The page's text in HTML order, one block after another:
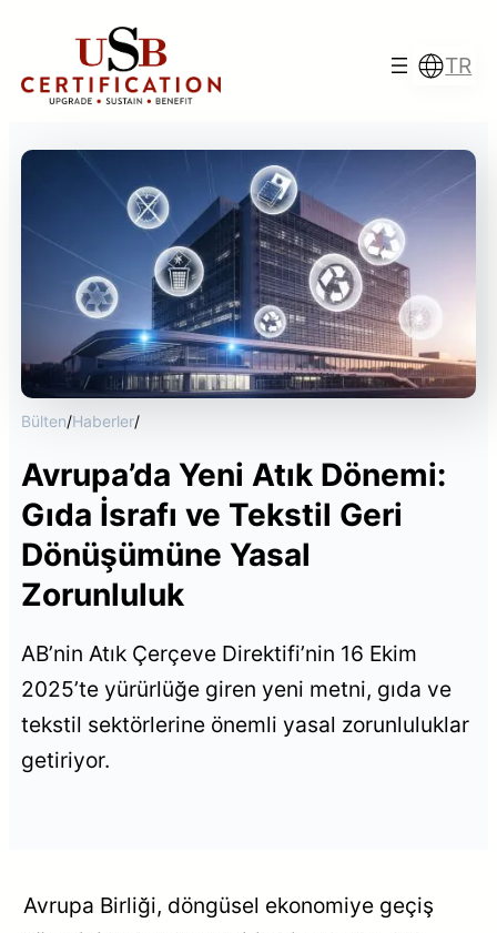
TR
Türkçe English
Français Italiano
Bülten/Haberler/
Avrupa’da Yeni Atık Dönemi:
Gıda İsrafı ve Tekstil Geri
Dönüşümüne Yasal
Zorunluluk
AB’nin Atık Çerçeve Direktifi’nin 16 Ekim
2025’te yürürlüğe giren yeni metni, gıda ve
tekstil sektörlerine önemli yasal zorunluluklar
getiriyor.
Avrupa Birliği, döngüsel ekonomiye geçiş